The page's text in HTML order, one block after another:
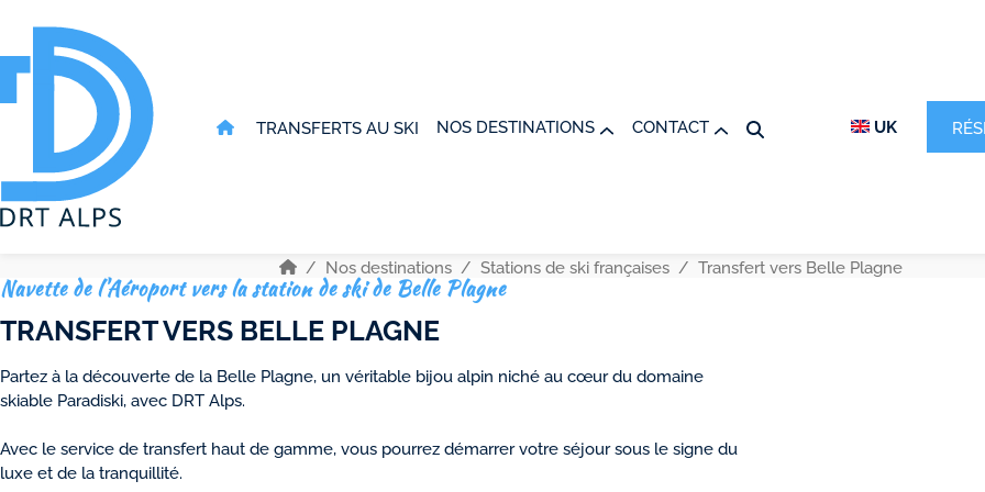
TRANSFERTS AU SKI NOS DESTINATIONS CONTACT UK
Nos destinations Stations de ski françaises Transfert vers Belle Plagne
TRANSFERT VERS BELLE PLAGNE
Navette de l'Aéroport vers la station de ski de Belle Plagne
Partez à la découverte de la Belle Plagne, un véritable bijou alpin niché au cœur du domaine
skiable Paradiski, avec DRT Alps.
Avec le service de transfert haut de gamme, vous pourrez démarrer votre séjour sous le signe du
luxe et de la tranquillité.